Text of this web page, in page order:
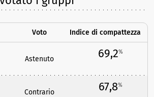
Voto Indice di compattezza
Astenuto 69,2%
Contrario 67,8%